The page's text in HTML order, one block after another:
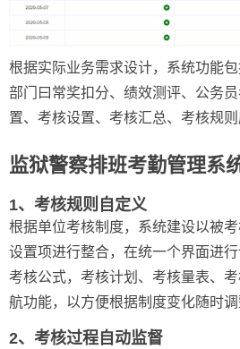
根据实际业务需求设计，系统功能包
部门曰常奖扣分、绩效测评、公务
置、考核设置、考核汇总、考核规则
监狱警察排班考勤管理系
1、考核规则自定义
根据单位考核制度，系统建设以被
设置项进行整合，在统一个界面进行
考核公式，考核计划、考核量表、
航功能，以方便根据制度变化随时调
2、考核过程自动监督